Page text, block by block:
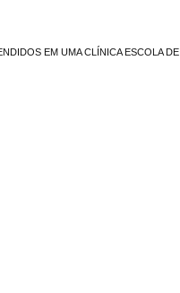
EM UMA CLÍNICA ESCOLA DE